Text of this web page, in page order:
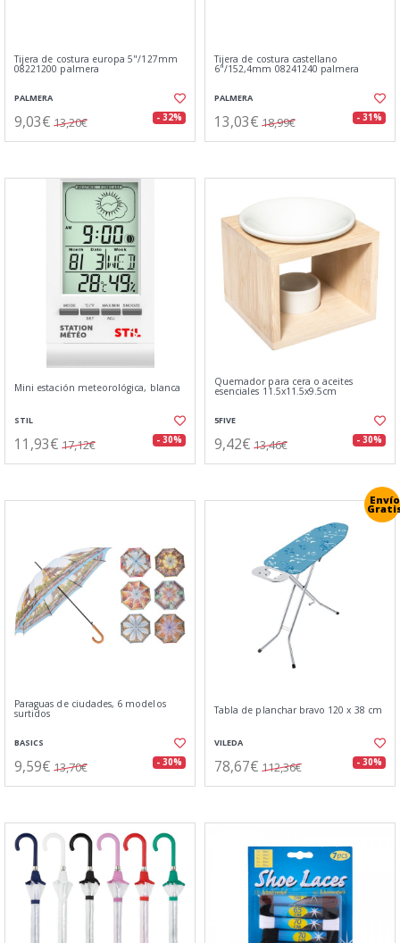
Tijera de costura europa 5"/127mm
08221200 palmera
PALMERA
9,03€ 13,20€ - 32%
Tijera de costura castellano
6"/152,4mm 08241240 palmera
PALMERA
13,03€ 18,99€ - 31%
Mini estación meteorológica, blanca
STIL
11,93€ 17,12€ - 30%
Quemador para cera o aceites
esenciales 11.5x11.5x9.5cm
5FIVE
9,42€ 13,46€ - 30%
Paraguas de ciudades, 6 modelos
surtidos
BASICS
9,59€ 13,70€ - 30%
Envío
Tabla de planchar bravo 120 x 38 cm
VILEDA
78,67€ 112,36€ - 30%